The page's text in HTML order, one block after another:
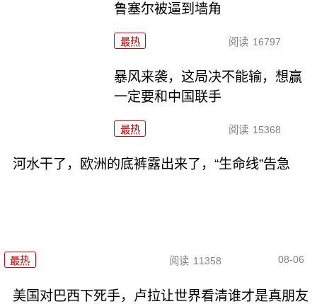
鲁塞尔被逼到墙角
最热 阅读 16797
暴风来袭，这局决不能输，想赢
一定要和中国联手
最热 阅读 15368
河水干了，欧洲的底裤露出来了，“生命线”告急
最热 阅读 11358 08-06
美国对巴西下死手，卢拉让世界看清谁才是真朋友